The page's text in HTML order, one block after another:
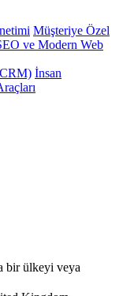
Müşteriye Özel
ve Modern Web
İnsan
bir ülkeyi veya